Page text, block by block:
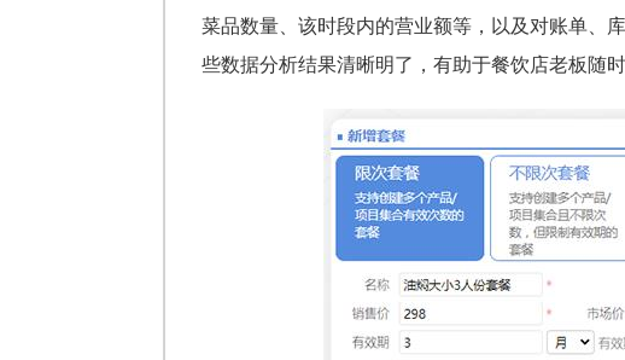
菜品数量、该时段内的营业额等，以及对账单、
些数据分析结果清晰明了，有助于餐饮店老板随